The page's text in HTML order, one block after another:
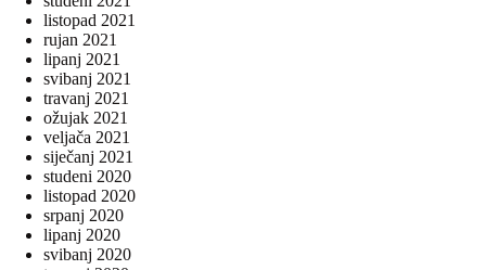
listopad 2021
rujan 2021
lipanj 2021
svibanj 2021
travanj 2021
ožujak 2021
veljača 2021
siječanj 2021
studeni 2020
listopad 2020
srpanj 2020
lipanj 2020
svibanj 2020